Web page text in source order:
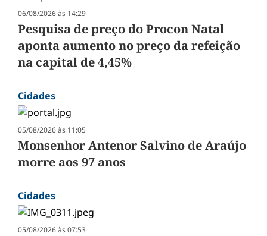
06/08/2026 às 14:29
Pesquisa de preço do Procon Natal
aponta aumento no preço da refeição
na capital de 4,45%
Cidades
05/08/2026 às 11:05
Monsenhor Antenor Salvino de Araújo
morre aos 97 anos
Cidades
05/08/2026 às 07:53